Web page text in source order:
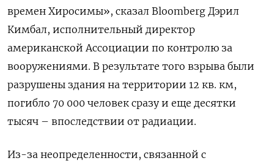
времен Хиросимы», сказал Bloomberg Дэрил
Кимбал, исполнительный директор
американской Ассоциации по контролю за
вооружениями. В результате того взрыва были
разрушены здания на территории 12 кв. км,
погибло 70 000 человек сразу и еще десятки
тысяч – впоследствии от радиации.
Из-за неопределенности, связанной с